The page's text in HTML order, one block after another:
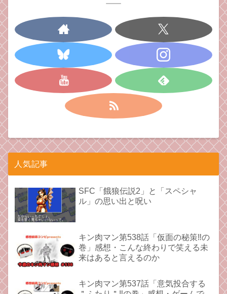
人気記事
SFC「餓狼伝説2」と「スペシャ
ル」の思い出と呪い
キン肉マン第538話「仮面の秘策‼︎の
巻」感想・こんな終わりで笑える未
来はあると言えるのか
キン肉マン第537話「意気投合する